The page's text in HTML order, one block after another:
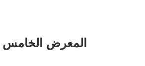
المعرض